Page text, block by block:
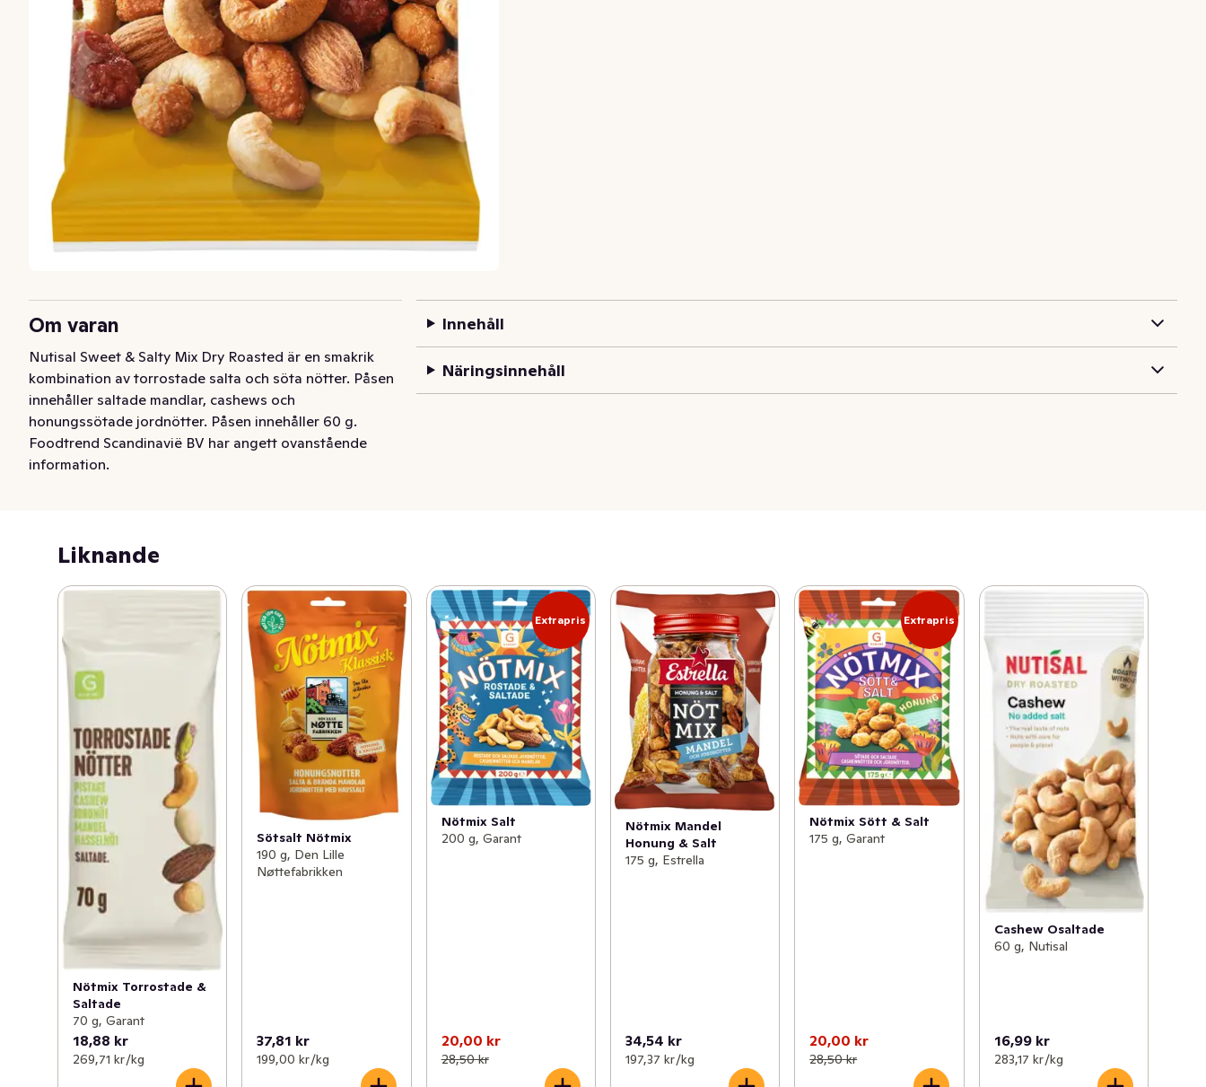
Om varan
Nutisal Sweet & Salty Mix Dry Roasted är en smakrik
kombination av torrostade salta och söta nötter. Påsen
innehåller saltade mandlar, cashews och
honungssötade jordnötter. Påsen innehåller 60 g.
Foodtrend Scandinavië BV har angett ovanstående
information.
Innehåll
Näringsinnehåll
Liknande
Nötmix Torrostade &
Saltade
70 g, Garant
18,88 kr
269,71 kr /kg
Sötsalt Nötmix
190 g, Den Lille
Nøttefabrikken
37,81 kr
199,00 kr /kg
Extrapris
Nötmix Salt
200 g, Garant
20,00 kr
28,50 kr
Nötmix Mandel
Honung & Salt
175 g, Estrella
34,54 kr
197,37 kr /kg
Extrapris
Nötmix Sött & Salt
175 g, Garant
20,00 kr
28,50 kr
Cashew Osaltade
60 g, Nutisal
16,99 kr
283,17 kr /kg